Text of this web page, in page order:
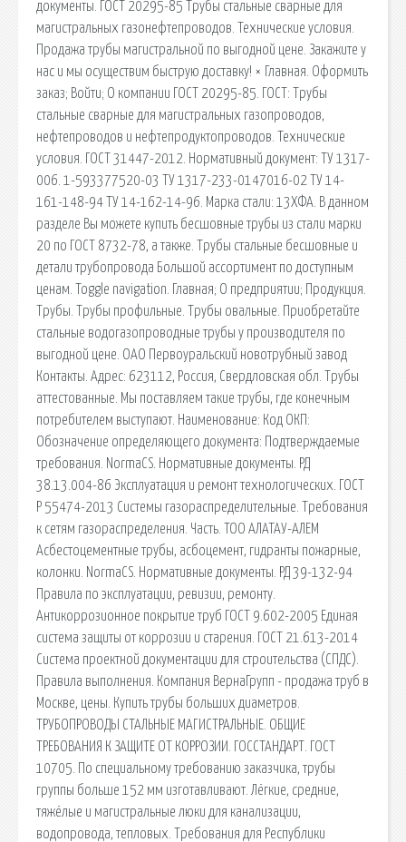
документы. ГОСТ 20295-85 Трубы стальные сварные для
магистральных газонефтепроводов. Технические условия.
Продажа трубы магистральной по выгодной цене. Закажите у
нас и мы осуществим быструю доставку! × Главная. Оформить
заказ; Войти; О компании ГОСТ 20295-85. ГОСТ: Трубы
стальные сварные для магистральных газопроводов,
нефтепроводов и нефтепродуктопроводов. Технические
условия. ГОСТ 31447-2012. Нормативный документ: ТУ 1317-
006. 1-593377520-03 ТУ 1317-233-0147016-02 ТУ 14-
161-148-94 ТУ 14-162-14-96. Марка стали: 13ХФА. В данном
разделе Вы можете купить бесшовные трубы из стали марки
20 по ГОСТ 8732-78, а также. Трубы стальные бесшовные и
детали трубопровода Большой ассортимент по доступным
ценам. Toggle navigation. Главная; О предприятии; Продукция.
Трубы. Трубы профильные. Трубы овальные. Приобретайте
стальные водогазопроводные трубы у производителя по
выгодной цене. ОАО Первоуральский новотрубный завод
Контакты. Адрес: 623112, Россия, Свердловская обл. Трубы
аттестованные. Мы поставляем такие трубы, где конечным
потребителем выступают. Наименование: Код ОКП:
Обозначение определяющего документа: Подтверждаемые
требования. NormaCS. Нормативные документы. РД
38.13.004-86 Эксплуатация и ремонт технологических. ГОСТ
Р 55474-2013 Системы газораспределительные. Требования
к сетям газораспределения. Часть. ТОО АЛАТАУ-АЛЕМ
Асбестоцементные трубы, асбоцемент, гидранты пожарные,
колонки. NormaCS. Нормативные документы. РД 39-132-94
Правила по эксплуатации, ревизии, ремонту.
Антикоррозионное покрытие труб ГОСТ 9.602-2005 Единая
система защиты от коррозии и старения. ГОСТ 21.613-2014
Система проектной документации для строительства (СПДС).
Правила выполнения. Компания ВернаГрупп - продажа труб в
Москве, цены. Купить трубы больших диаметров.
ТРУБОПРОВОДЫ СТАЛЬНЫЕ МАГИСТРАЛЬНЫЕ. ОБЩИЕ
ТРЕБОВАНИЯ К ЗАЩИТЕ ОТ КОРРОЗИИ. ГОССТАНДАРТ. ГОСТ
10705. По специальному требованию заказчика, трубы
группы больше 152 мм изготавливают. Лёгкие, средние,
тяжёлые и магистральные люки для канализации,
водопровода, тепловых. Требования для Республики